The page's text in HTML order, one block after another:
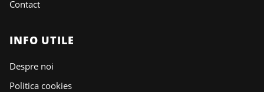
Contact
INFO UTILE
Despre noi
Politica cookies